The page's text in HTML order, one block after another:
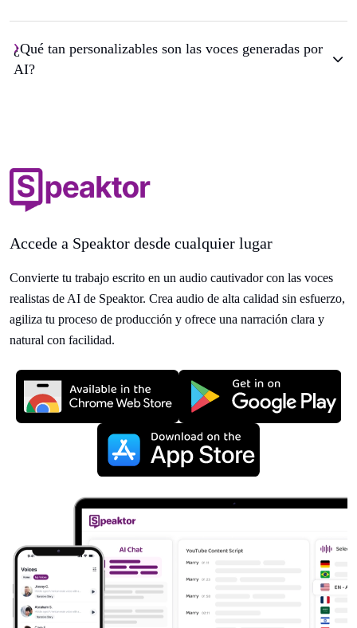
¿Qué tan personalizables son las voces generadas por
AI?
Accede a Speaktor desde cualquier lugar
Convierte tu trabajo escrito en un audio cautivador con las voces
realistas de AI de Speaktor. Crea audio de alta calidad sin esfuerzo,
agiliza tu proceso de producción y ofrece una narración clara y
natural con facilidad.